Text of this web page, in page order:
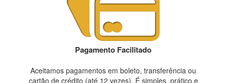
Pagamento Facilitado
Aceitamos pagamentos em boleto, transferência ou
cartão de crédito (até 12 vezes). É simples, prático e